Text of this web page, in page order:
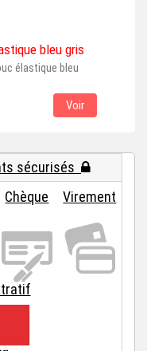
bleu gris
élastique bleu
Voir
sécurisés
Chèque Virement